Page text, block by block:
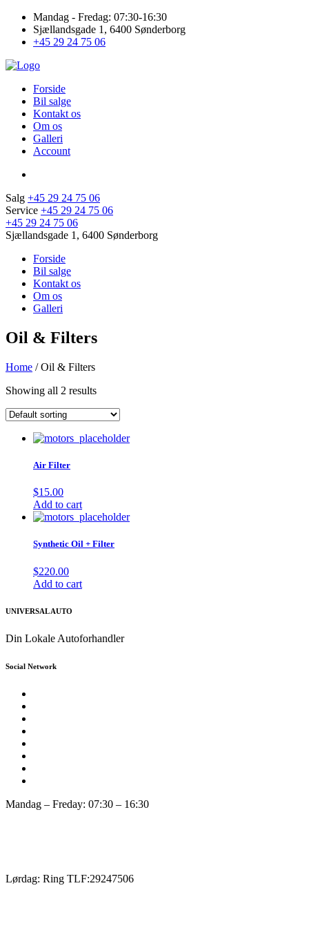
Mandag - Fredag: 07:30-16:30
Sjællandsgade 1, 6400 Sønderborg
+45 29 24 75 06
Forside
Bil salge
Kontakt os
Om os
Galleri
Account
Salg +45 29 24 75 06
Service +45 29 24 75 06
+45 29 24 75 06
Sjællandsgade 1, 6400 Sønderborg
Forside
Bil salge
Kontakt os
Om os
Galleri
Oil & Filters
Home / Oil & Filters
Showing all 2 results
Air Filter
$15.00
Add to cart
Synthetic Oil + Filter
$220.00
Add to cart
UNIVERSAL AUTO
Din Lokale Autoforhandler
Social Network
Mandag – Freday: 07:30 – 16:30
Lørdag: Ring TLF:29247506